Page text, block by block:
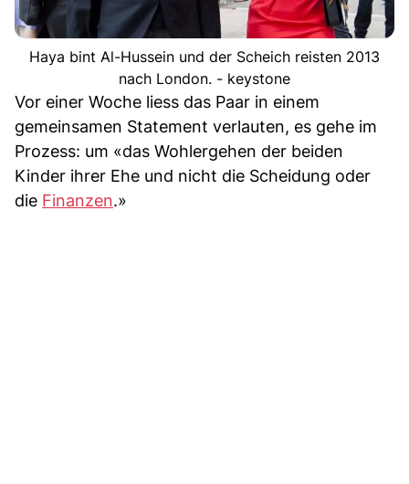
Haya bint Al-Hussein und der Scheich reisten 2013
nach London. - keystone
Vor einer Woche liess das Paar in einem
gemeinsamen Statement verlauten, es gehe im
Prozess: um «das Wohlergehen der beiden
Kinder ihrer Ehe und nicht die Scheidung oder
die Finanzen.»